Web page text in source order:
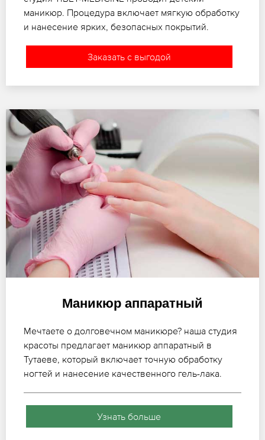
маникюр. Процедура включает мягкую обработку
и нанесение ярких, безопасных покрытий.
Заказать с выгодой
Маникюр аппаратный
Мечтаете о долговечном маникюре? наша студия
красоты предлагает маникюр аппаратный в
Тутаеве, который включает точную обработку
ногтей и нанесение качественного гель-лака.
Узнать больше